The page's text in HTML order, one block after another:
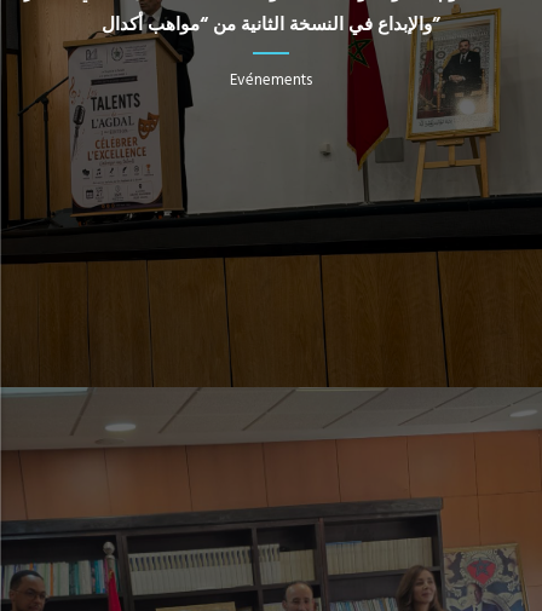
والإبداع في النسخة الثانية من “مواهب أكدال”
Evénements